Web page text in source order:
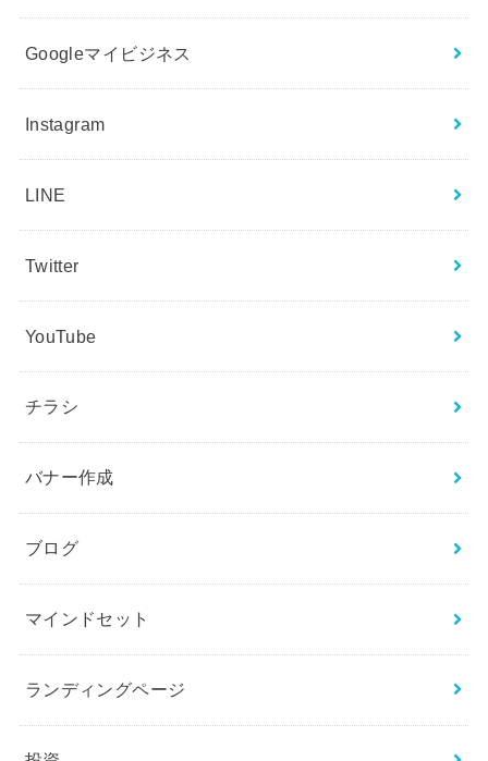
Googleマイビジネス
Instagram
LINE
Twitter
YouTube
チラシ
バナー作成
ブログ
マインドセット
ランディングページ